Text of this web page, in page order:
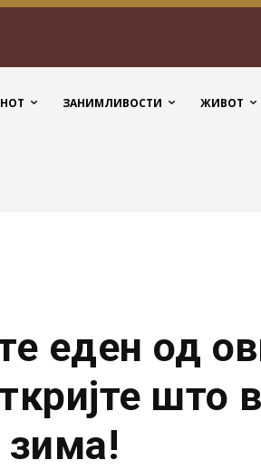
ЗАНИМЛИВОСТИ ЖИВОТ
еден од
што
зима!